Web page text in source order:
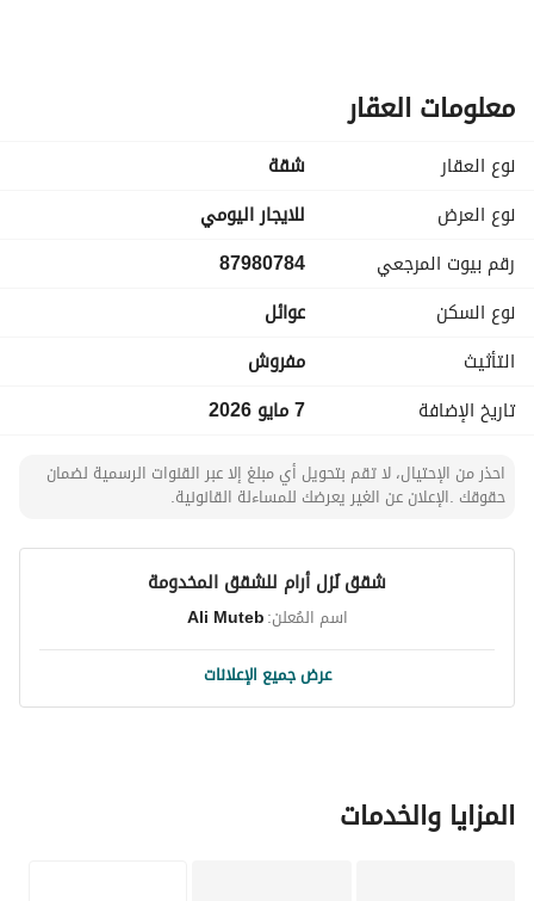
معلومات العقار
نوع العقار
شقة
نوع العرض
للايجار اليومي
رقم بيوت المرجعي
87980784
نوع السكن
عوائل
التأثيث
مفروش
تاريخ الإضافة
7 مايو 2026
احذر من الإحتيال، لا تقم بتحويل أي مبلغ إلا عبر القنوات الرسمية لضمان
حقوقك .الإعلان عن الغير يعرضك للمساءلة القانونية.
شقق نُزل أرام للشقق المخدومة
اسم المُعلن:Ali Muteb
عرض جميع الإعلانات
المزايا والخدمات